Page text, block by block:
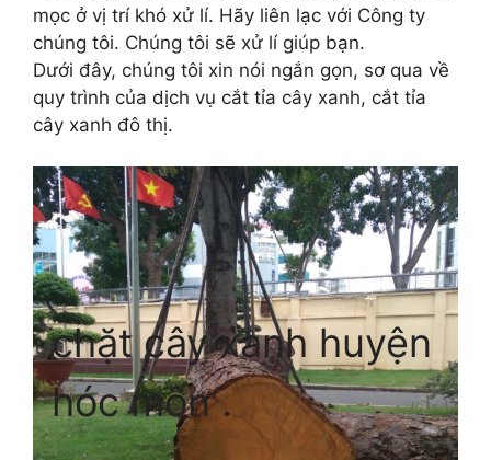
mọc ở vị trí khó xử lí. Hãy liên lạc với Công ty
chúng tôi. Chúng tôi sẽ xử lí giúp bạn.
Dưới đây, chúng tôi xin nói ngắn gọn, sơ qua về
quy trình của dịch vụ cắt tỉa cây xanh, cắt tỉa
cây xanh đô thị.
chặt cây xanh huyện
hóc môn .